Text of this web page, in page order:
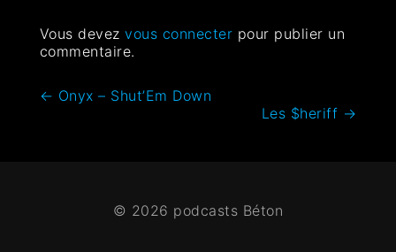
Vous devezvous connecter pour publier un
commentaire.
← Onyx – Shut’Em Down
Les $heriff →
© 2026 podcasts Béton